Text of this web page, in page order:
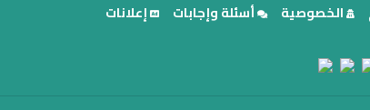
الخصوصية أسئلة وإجابات إعلانات